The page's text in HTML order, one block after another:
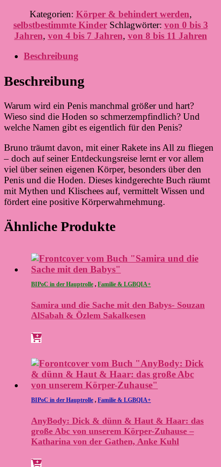
Kategorien: Körper & behindert werden,
selbstbestimmte Kinder Schlagwörter: von 0 bis 3
Jahren, von 4 bis 7 Jahren, von 8 bis 11 Jahren
Beschreibung
Beschreibung
Warum wird ein Penis manchmal größer und hart?
Wieso sind die Hoden so schmerzempfindlich? Und
welche Namen gibt es eigentlich für den Penis?
Bruno träumt davon, mit einer Rakete ins All zu fliegen
– doch auf seiner Entdeckungsreise lernt er vor allem
viel über seinen eigenen Körper, besonders über den
Penis und die Hoden. Dieses kindgerechte Buch räumt
mit Mythen und Klischees auf, vermittelt Wissen und
fördert eine positive Körperwahrnehmung.
Ähnliche Produkte
BIPoC in der Hauptrolle , Familie & LGBQIA+
Samira und die Sache mit den Babys- Souzan
AlSabah & Özlem Sakalkesen
BIPoC in der Hauptrolle , Familie & LGBQIA+
AnyBody: Dick & dünn & Haut & Haar: das
große Abc von unserem Körper-Zuhause –
Katharina von der Gathen, Anke Kuhl